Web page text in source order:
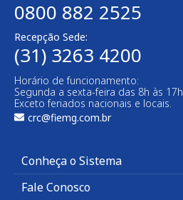
0800 882 2525
Recepção Sede:
(31) 3263 4200
Horário de funcionamento:
Segunda a sexta-feira das 8h às 17h
Exceto feriados nacionais e locais.
crc@fiemg.com.br
Conheça o Sistema
Fale Conosco